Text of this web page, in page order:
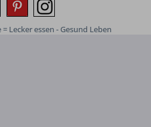
Lecker essen - Gesund Leben